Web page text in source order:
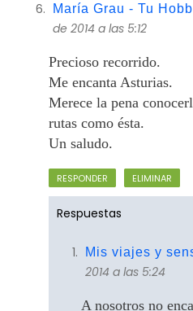
María Grau - Tu
de 2014 a las 5:12
Precioso recorrido.
Me encanta Asturias.
Merece la pena
rutas como ésta.
Un saludo.
RESPONDER ELIMINAR
Respuestas
Mis viajes y
2014 a las 5:24
A nosotros no